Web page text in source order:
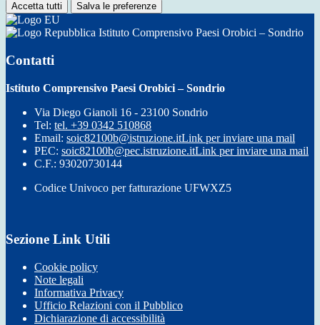
Accetta tutti Salva le preferenze
Istituto Comprensivo Paesi Orobici – Sondrio
Contatti
Istituto Comprensivo Paesi Orobici – Sondrio
Via Diego Gianoli 16 - 23100 Sondrio
Tel: tel. +39 0342 510868
Email: soic82100b@istruzione.itLink per inviare una mail
PEC: soic82100b@pec.istruzione.itLink per inviare una mail
C.F.: 93020730144
Codice Univoco per fatturazione UFWXZ5
Sezione Link Utili
Cookie policy
Note legali
Informativa Privacy
Ufficio Relazioni con il Pubblico
Dichiarazione di accessibilità